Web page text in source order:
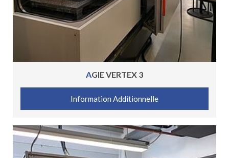
AGIE VERTEX 3
Information Additionnelle